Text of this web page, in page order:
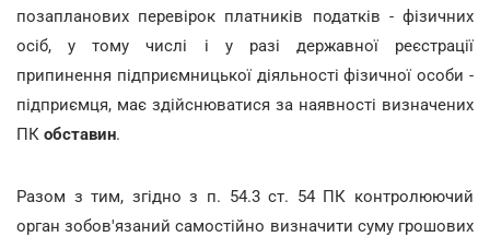
позапланових перевірок платників податків - фізичних
осіб, у тому числі і у разі державної реєстрації
припинення підприємницької діяльності фізичної особи -
підприємця, має здійснюватися за наявності визначених
ПК обставин.
Разом з тим, згідно з п. 54.3 ст. 54 ПК контролюючий
орган зобов'язаний самостійно визначити суму грошових